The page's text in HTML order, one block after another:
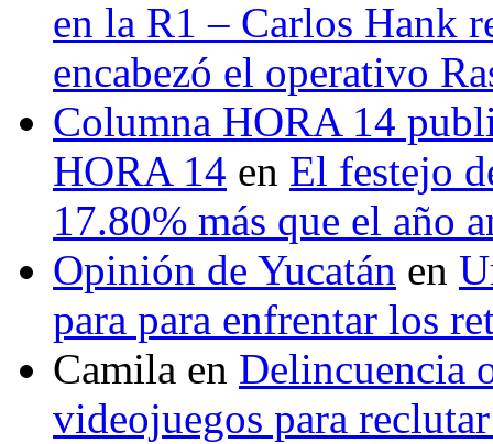
en la R1 – Carlos Hank
encabezó el operativo
Columna HORA 14
HORA 14 en El festejo
17.80% más que el año
Opinión de Yucatán en
para para enfrentar los
Camila en Delincuencia
videojuegos para